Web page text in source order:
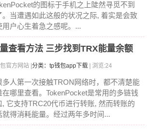
的图标于手机之上陡然寻觅不到
。当遭遇如此这般的状况之际, 着实是会致
用户心生着急之感呢。...
查看方法 三步找到TRX能量余额
官方网站 | 分类：tp钱包app下载 | 浏览:24
多人第一次接触TRON网络时，都不清楚能
在哪里查看。TokenPocket是常用的多链钱
, 它支持TRC20代币进行转账, 然而转账的
就得消耗能量。经过两年多时间...